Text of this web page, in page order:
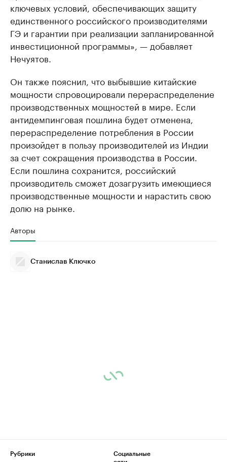
ключевых условий, обеспечивающих защиту
единственного российского производителями
ГЭ и гарантии при реализации запланированной
инвестиционной программы», — добавляет
Нечуятов.
Он также пояснил, что выбывшие китайские
мощности спровоцировали перераспределение
производственных мощностей в мире. Если
антидемпинговая пошлина будет отменена,
перераспределение потребления в России
произойдет в пользу производителей из Индии
за счет сокращения производства в России.
Если пошлина сохранится, российский
производитель сможет дозагрузить имеющиеся
производственные мощности и нарастить свою
долю на рынке.
Авторы
Станислав Ключко
Рубрики
Социальные